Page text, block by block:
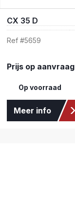
CX 35 D
Ref #5659
Prijs op aanvraag
Op voorraad
Meer info